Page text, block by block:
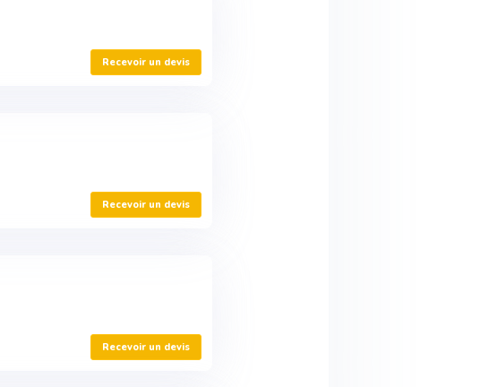
Recevoir un devis
Recevoir un devis
Recevoir un devis